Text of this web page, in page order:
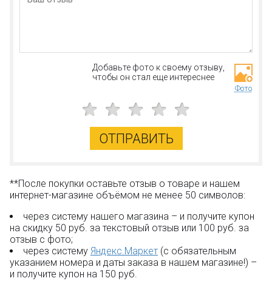
Добавьте фото к своему отзыву,
чтобы он стал еще интереснее
Фото
ОТПРАВИТЬ
**После покупки оставьте отзыв о товаре и нашем
интернет-магазине объёмом не менее 50 символов:
через систему нашего магазина – и получите купон
на скидку 50 руб. за текстовый отзыв или 100 руб. за
отзыв с фото;
через систему Яндекс.Маркет (с обязательным
указанием номера и даты заказа в нашем магазине!) –
и получите купон на 150 руб.